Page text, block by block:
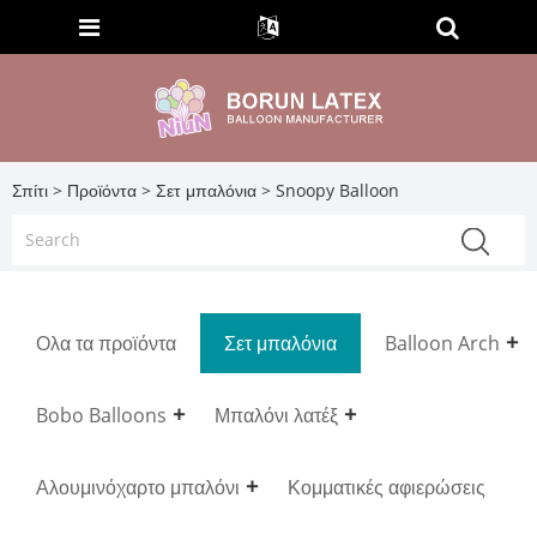
Σπίτι > Προϊόντα > Σετ μπαλόνια > Snoopy Balloon
Ολα τα προϊόντα Σετ μπαλόνια Balloon Arch
Bobo Balloons Μπαλόνι λατέξ
Αλουμινόχαρτο μπαλόνι Κομματικές αφιερώσεις